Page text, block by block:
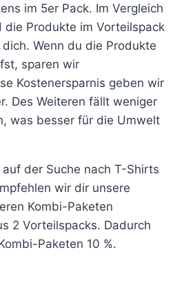
im 5er Pack. Im Vergleich
die Produkte im Vorteilspack
Wenn du die Produkte
sparen wir
Kostenersparnis geben wir
Des Weiteren fällt weniger
was besser für die Umwelt
der Suche nach T-Shirts
wir dir unsere
Kombi-Paketen
2 Vorteilspacks. Dadurch
Paketen 10 %.